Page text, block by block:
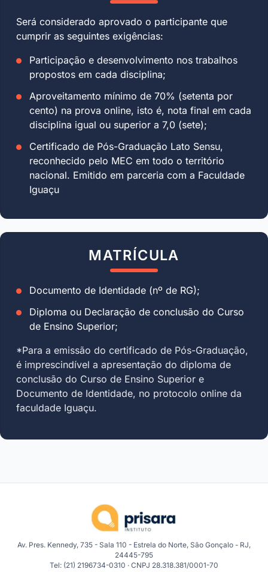
Será considerado aprovado o participante que
cumprir as seguintes exigências:
Participação e desenvolvimento nos trabalhos
propostos em cada disciplina;
Aproveitamento mínimo de 70% (setenta por
cento) na prova online, isto é, nota final em cada
disciplina igual ou superior a 7,0 (sete);
Certificado de Pós-Graduação Lato Sensu,
reconhecido pelo MEC em todo o território
nacional. Emitido em parceria com a Faculdade
Iguaçu
MATRÍCULA
Documento de Identidade (nº de RG);
Diploma ou Declaração de conclusão do Curso
de Ensino Superior;
*Para a emissão do certificado de Pós-Graduação,
é imprescindível a apresentação do diploma de
conclusão do Curso de Ensino Superior e
Documento de Identidade, no protocolo online da
faculdade Iguaçu.
Av. Pres. Kennedy, 735 - Sala 110 - Estrela do Norte, São Gonçalo - RJ,
24445-795
Tel: (21) 2196734-0310 · CNPJ 28.318.381/0001-70